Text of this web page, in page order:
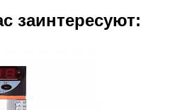
заинтересуют: